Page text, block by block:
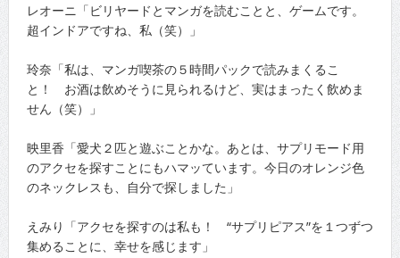
レオーニ「ビリヤードとマンガを読むことと、ゲームです。
超インドアですね、私（笑）」
玲奈「私は、マンガ喫茶の５時間パックで読みまくるこ
と！ お酒は飲めそうに見られるけど、実はまったく飲めま
せん（笑）」
映里香「愛犬２匹と遊ぶことかな。あとは、サプリモード用
のアクセを探すことにもハマッています。今日のオレンジ色
のネックレスも、自分で探しました」
えみり「アクセを探すのは私も！ “サプリピアス”を１つずつ
集めることに、幸せを感じます」